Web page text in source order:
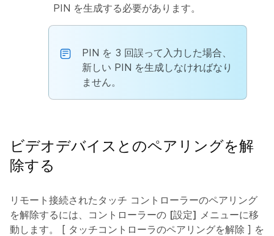
PIN を生成する必要があります。
PIN を 3 回誤って入力した場合、
新しい PIN を生成しなければなり
ません。
ビデオデバイスとのペアリングを解
除する
リモート接続されたタッチ コントローラーのペアリング
を解除するには、コントローラーの [設定] メニューに移
動します。 [ タッチコントローラのペアリングを解除 ] を